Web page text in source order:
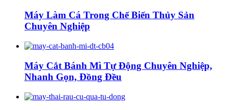
Máy Làm Cá Trong Chế Biến Thủy Sản
Chuyên Nghiệp
Máy Cắt Bánh Mì Tự Động Chuyên Nghiệp,
Nhanh Gọn, Đồng Đều